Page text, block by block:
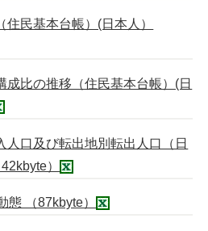
民基本台帳）(日本人）
比の推移（住民基本台帳）(日
口及び転出地別転出人口（日
）
（87kbyte）